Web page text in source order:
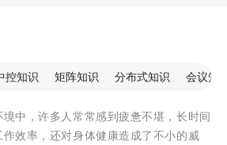
控知识 矩阵知识 分布式知识 会议知
中，许多人常常感到疲惫不堪，长时间
效率，还对身体健康造成了不小的威